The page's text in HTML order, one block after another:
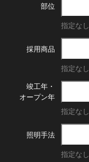
部位
指定なし
採用商品
指定なし
竣工年・
オープン年
指定なし
照明手法
指定なし